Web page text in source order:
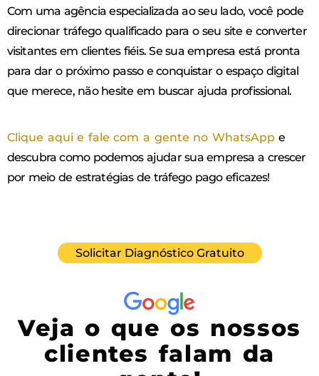
Com uma agência especializada ao seu lado, você pode
direcionar tráfego qualificado para o seu site e converter
visitantes em clientes fiéis. Se sua empresa está pronta
para dar o próximo passo e conquistar o espaço digital
que merece, não hesite em buscar ajuda profissional.
Clique aqui e fale com a gente no WhatsAppe
descubra como podemos ajudar sua empresa a crescer
por meio de estratégias de tráfego pago eficazes!
Solicitar Diagnóstico Gratuito
Veja o que os nossos
clientes falam da